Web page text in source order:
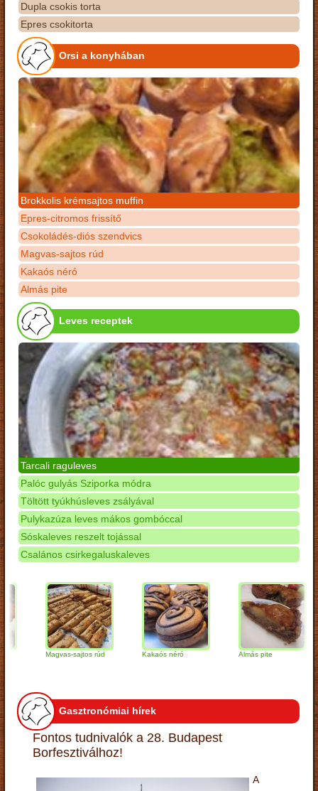
Dupla csokis torta
Epres csokitorta
Orsi a konyhában
Brokkolis krémsajtos muffin
Epres-citromos frissítő
Csokoládés-diós szendvics
Magvas-sajtos rúd
Kakaós néró
Almás pite
Leves receptek
Tarcali raguleves
Palóc gulyás Sziporka módra
Töltött tyúkhúsleves zsályával
Pulykazúza leves mákos gombóccal
Sóskaleves reszelt tojással
Csalános csirkegaluskaleves
Magvas-sajtos rúd Kakaós néró Almás pite
Gasztronómiai hírek
Fontos tudnivalók a 28. Budapest
Borfesztiválhoz!
A